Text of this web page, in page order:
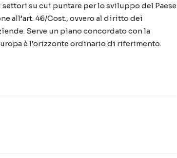
su cui puntare per lo sviluppo del Paese
all’art. 46/Cost., ovvero al diritto dei
Serve un piano concordato con la
è l’orizzonte ordinario di riferimento.